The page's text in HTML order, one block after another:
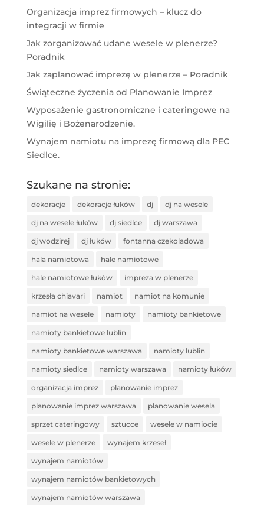
Organizacja imprez firmowych – klucz do
integracji w firmie
Jak zorganizować udane wesele w plenerze?
Poradnik
Jak zaplanować imprezę w plenerze – Poradnik
Świąteczne życzenia od Planowanie Imprez
Wyposażenie gastronomiczne i cateringowe na
Wigilię i Bożenarodzenie.
Wynajem namiotu na imprezę firmową dla PEC
Siedlce.
Szukane na stronie:
dekoracje dekoracje łuków dj dj na wesele
dj na wesele łuków dj siedlce dj warszawa
dj wodzirej dj łuków fontanna czekoladowa
hala namiotowa hale namiotowe
hale namiotowe łuków impreza w plenerze
krzesła chiavari namiot namiot na komunie
namiot na wesele namioty namioty bankietowe
namioty bankietowe lublin
namioty bankietowe warszawa namioty lublin
namioty siedlce namioty warszawa namioty łuków
organizacja imprez planowanie imprez
planowanie imprez warszawa planowanie wesela
sprzet cateringowy sztucce wesele w namiocie
wesele w plenerze wynajem krzeseł
wynajem namiotów
wynajem namiotów bankietowych
wynajem namiotów warszawa